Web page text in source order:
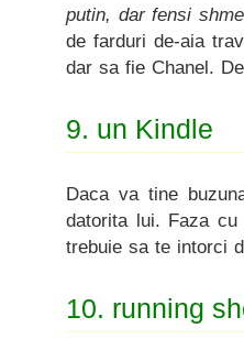
putin, dar fensi
de farduri de-aia
dar sa fie Chanel.
9. un Kindle
Daca va tine
datorita lui. Faza
trebuie sa te intorci
10. running